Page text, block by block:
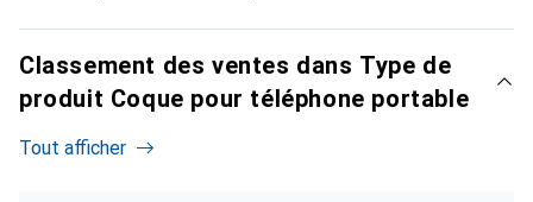
Classement des ventes dans Type de
produit Coque pour téléphone portable
Tout afficher